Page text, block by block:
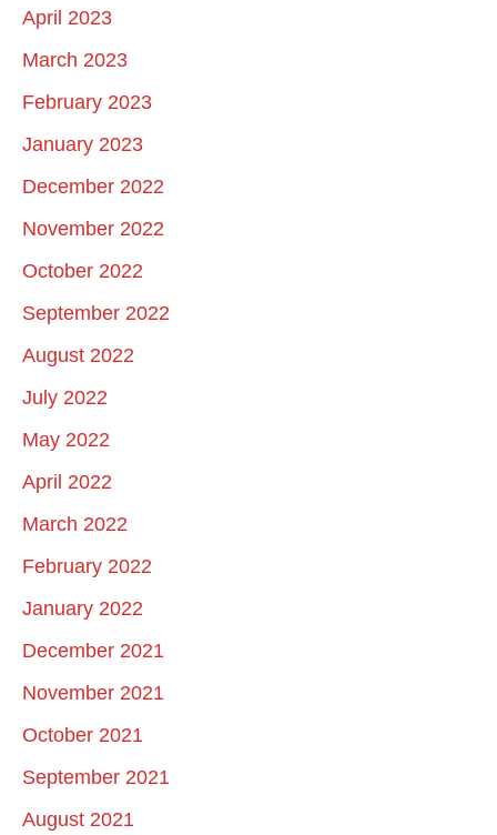
April 2023
March 2023
February 2023
January 2023
December 2022
November 2022
October 2022
September 2022
August 2022
July 2022
May 2022
April 2022
March 2022
February 2022
January 2022
December 2021
November 2021
October 2021
September 2021
August 2021